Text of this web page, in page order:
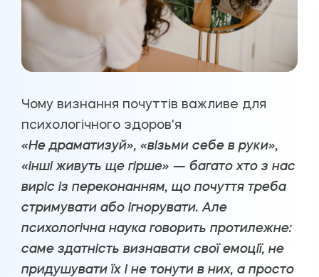
Чому визнання почуттів важливе для
психологічного здоров'я
«Не драматизуй», «візьми себе в руки»,
«інші живуть ще гірше» — багато хто з нас
виріс із переконанням, що почуття треба
стримувати або ігнорувати. Але
психологічна наука говорить протилежне:
саме здатність визнавати свої емоції, не
придушувати їх і не тонути в них, а просто